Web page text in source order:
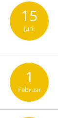
15
Juni
1
Februar